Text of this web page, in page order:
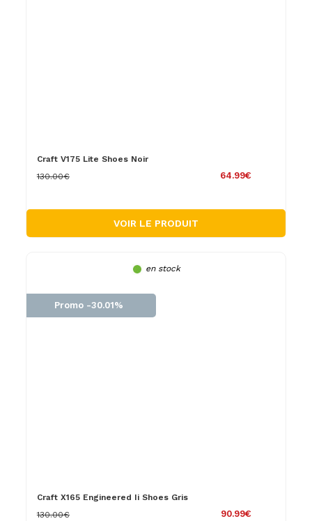
Craft V175 Lite Shoes Noir
64.99€
130.00€
VOIR LE PRODUIT
en stock
Promo -30.01%
Craft X165 Engineered Ii Shoes Gris
90.99€
130.00€